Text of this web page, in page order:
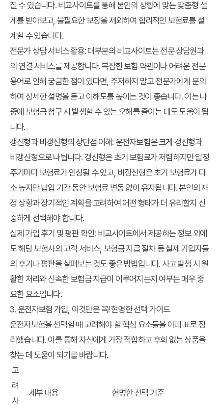
질 수 있습니다. 비교사이트를 통해 본인의 상황에 맞는 맞춤형 설
계를 받아보고, 불필요한 보장을 제외하여 합리적인 보험료를 설
계할 수 있습니다.
전문가 상담 서비스 활용: 대부분의 비교사이트는 전문 상담원과
의 연결 서비스를 제공합니다. 복잡한 보험 약관이나 어려운 전문
용어로 인해 궁금한 점이 있다면, 주저하지 말고 전문가에게 문의
하여 상세한 설명을 듣고 이해도를 높이는 것이 좋습니다. 이는 나
중에 보험금 청구 시 발생할 수 있는 오해를 줄이는 데도 도움이 됩
니다.
갱신형과 비갱신형의 장단점 이해: 운전자보험은 크게 갱신형과
비갱신형으로 나뉩니다. 갱신형은 초기 보험료가 저렴하지만 일정
주기마다 보험료가 인상될 수 있고, 비갱신형은 초기 보험료가 다
소 높지만 납입 기간 동안 보험료 변동 없이 유지됩니다. 본인의 재
정 상황과 장기적인 계획을 고려하여 어떤 형태가 더 유리할지 신
중하게 선택해야 합니다.
실제 가입 후기 및 평판 확인: 비교사이트에서 제공하는 정보 외에
도 해당 보험사의 고객 서비스, 보험금 지급 절차 등 실제 가입자들
의 후기나 평판을 살펴보는 것도 좋은 방법입니다. 사고 발생 시 원
활한 처리와 신속한 보험금 지급이 이루어지는지 여부는 매우 중
요한 요소입니다.
3. 운전자보험 가입, 이것만은 꼭! 현명한 선택 가이드
운전자보험을 선택할 때 고려해야 할 핵심 요소들을 아래 표로 정
리했습니다. 이를 통해 자신에게 가장 적합하고 후회 없는 상품을
찾는 데 도움이 되기를 바랍니다.
고
려
사
세부 내용 현명한 선택 기준